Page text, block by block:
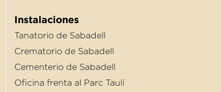
Instalaciones
Tanatorio de Sabadell
Crematorio de Sabadell
Cementerio de Sabadell
Oﬁcina frenta al Parc Taulí